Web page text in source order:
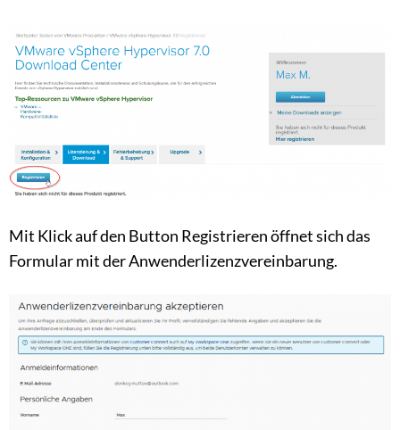
Mit Klick auf den Button Registrieren öffnet sich das
Formular mit der Anwenderlizenzvereinbarung.